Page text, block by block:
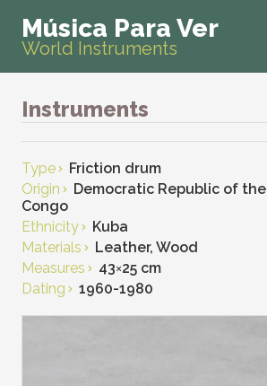
Música Para Ver
World Instruments
Instruments
Type
Friction drum
Origin
Democratic Republic of the
Congo
Ethnicity
Kuba
Materials
Leather, Wood
Measures
43×25 cm
Dating
1960-1980